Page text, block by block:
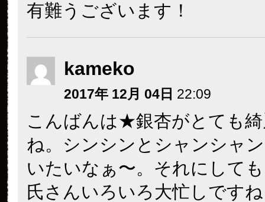
有難うございます！
kameko
2017年 12月 04日 22:09
こんばんは★銀杏がとても
ね。シンシンとシャンシャ
いたいなぁ〜。それにして
氏さんいろいろ大忙しです